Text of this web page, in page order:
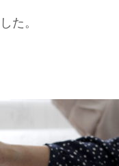
た。